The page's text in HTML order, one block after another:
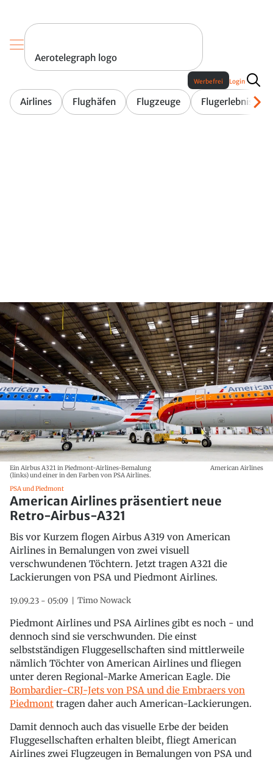
Aerotelegraph logo
Airlines Flughäfen Flugzeuge Flugerlebnis
Werbefrei Login
Ein Airbus A321 in Piedmont-Airlines-Bemalung
(links) und einer in den Farben von PSA Airlines.
American Airlines
PSA und Piedmont
American Airlines präsentiert neue
Retro-Airbus-A321
Bis vor Kurzem flogen Airbus A319 von American
Airlines in Bemalungen von zwei visuell
verschwundenen Töchtern. Jetzt tragen A321 die
Lackierungen von PSA und Piedmont Airlines.
19.09.23 - 05:09 Timo Nowack
Piedmont Airlines und PSA Airlines gibt es noch - und
dennoch sind sie verschwunden. Die einst
selbstständigen Fluggesellschaften sind mittlerweile
nämlich Töchter von American Airlines und fliegen
unter deren Regional-Marke American Eagle. Die
Bombardier-CRJ-Jets von PSA und die Embraers von
Piedmont tragen daher auch American-Lackierungen.
Damit dennoch auch das visuelle Erbe der beiden
Fluggesellschaften erhalten bleibt, fliegt American
Airlines zwei Flugzeugen in Bemalungen von PSA und